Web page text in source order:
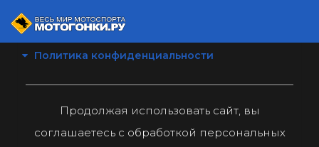
Политика конфиденциальности
Продолжая использовать сайт, вы
соглашаетесь с обработкой персональных